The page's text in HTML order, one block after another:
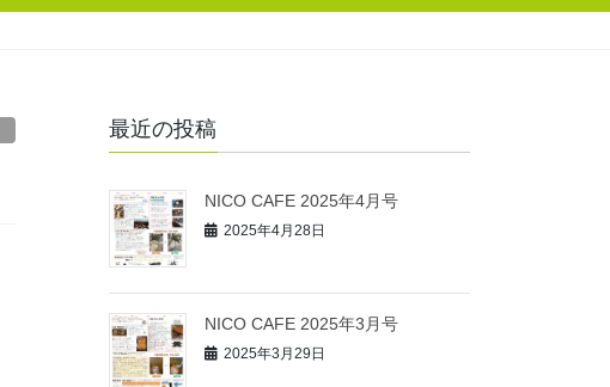
最近の投稿
NICO CAFE 2025年4月号
2025年4月28日
NICO CAFE 2025年3月号
2025年3月29日